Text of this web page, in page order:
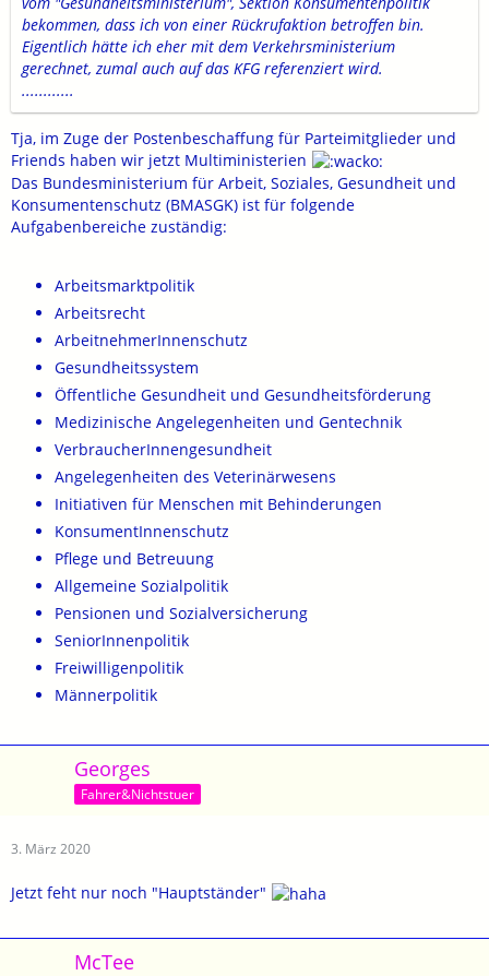
bekommen, dass ich von einer Rückrufaktion betroffen bin.
Eigentlich hätte ich eher mit dem Verkehrsministerium
gerechnet, zumal auch auf das KFG referenziert wird.
............
Tja, im Zuge der Postenbeschaffung für Parteimitglieder und
Friends haben wir jetzt Multiministerien
Das Bundesministerium für Arbeit, Soziales, Gesundheit und
Konsumentenschutz (BMASGK) ist für folgende
Aufgabenbereiche zuständig:
Arbeitsmarktpolitik
Arbeitsrecht
ArbeitnehmerInnenschutz
Gesundheitssystem
Öffentliche Gesundheit und Gesundheitsförderung
Medizinische Angelegenheiten und Gentechnik
VerbraucherInnengesundheit
Angelegenheiten des Veterinärwesens
Initiativen für Menschen mit Behinderungen
KonsumentInnenschutz
Pflege und Betreuung
Allgemeine Sozialpolitik
Pensionen und Sozialversicherung
SeniorInnenpolitik
Freiwilligenpolitik
Männerpolitik
Georges
Fahrer&Nichtstuer
3. März 2020
Jetzt feht nur noch "Hauptständer"
McTee